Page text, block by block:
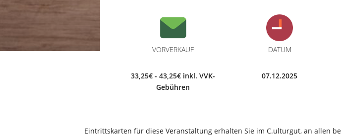
VORVERKAUF
33,25€ - 43,25€ inkl. VVK-
Gebühren
DATUM
07.12.2025
Eintrittskarten für diese Veranstaltung erhalten Sie im C.ulturgut, an allen